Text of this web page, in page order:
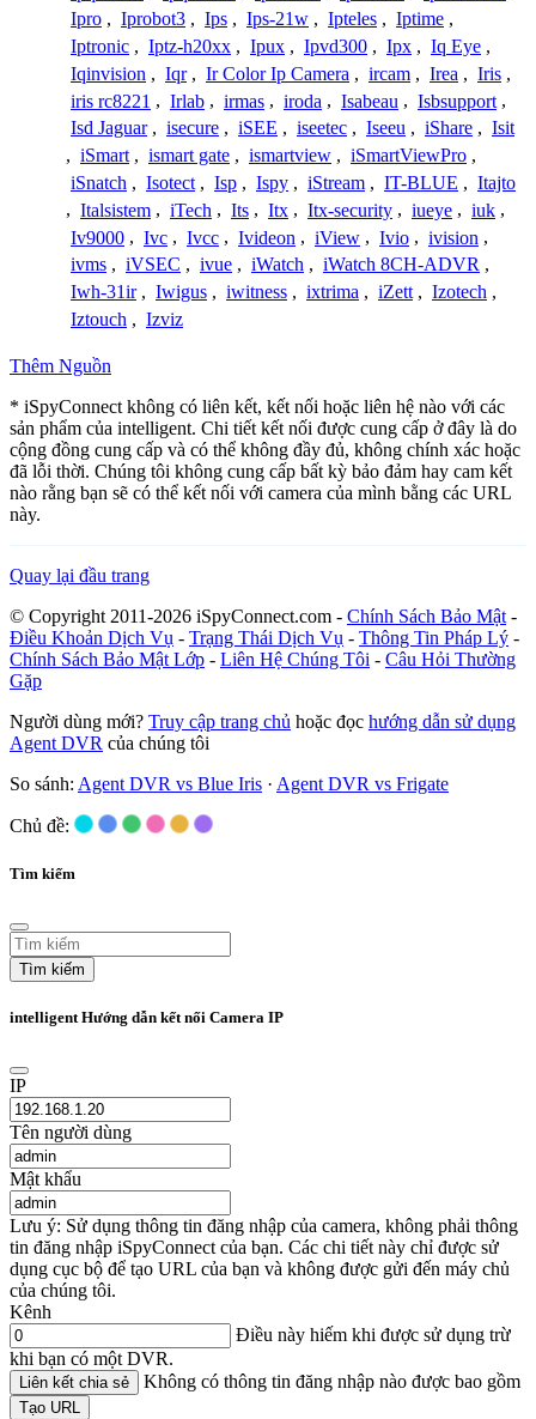
Ipro , Iprobot3 , Ips , Ips-21w , Ipteles , Iptime ,
Iptronic , Iptz-h20xx , Ipux , Ipvd300 , Ipx , Iq Eye ,
Iqinvision , Iqr , Ir Color Ip Camera , ircam , Irea , Iris ,
iris rc8221 , Irlab , irmas , iroda , Isabeau , Isbsupport ,
Isd Jaguar , isecure , iSEE , iseetec , Iseeu , iShare , Isit
, iSmart , ismart gate , ismartview , iSmartViewPro ,
iSnatch , Isotect , Isp , Ispy , iStream , IT-BLUE , Itajto
, Italsistem , iTech , Its , Itx , Itx-security , iueye , iuk ,
Iv9000 , Ivc , Ivcc , Ivideon , iView , Ivio , ivision ,
ivms , iVSEC , ivue , iWatch , iWatch 8CH-ADVR ,
Iwh-31ir , Iwigus , iwitness , ixtrima , iZett , Izotech ,
Iztouch , Izviz
Thêm Nguồn
* iSpyConnect không có liên kết, kết nối hoặc liên hệ nào với các
sản phẩm của intelligent. Chi tiết kết nối được cung cấp ở đây là do
cộng đồng cung cấp và có thể không đầy đủ, không chính xác hoặc
đã lỗi thời. Chúng tôi không cung cấp bất kỳ bảo đảm hay cam kết
nào rằng bạn sẽ có thể kết nối với camera của mình bằng các URL
này.
Quay lại đầu trang
© Copyright 2011-2026 iSpyConnect.com - Chính Sách Bảo Mật -
Điều Khoản Dịch Vụ - Trạng Thái Dịch Vụ - Thông Tin Pháp Lý -
Chính Sách Bảo Mật Lớp - Liên Hệ Chúng Tôi - Câu Hỏi Thường
Gặp
Người dùng mới? Truy cập trang chủ hoặc đọc hướng dẫn sử dụng
Agent DVR của chúng tôi
So sánh: Agent DVR vs Blue Iris · Agent DVR vs Frigate
Chủ đề:
Tìm kiếm
Tìm kiếm
intelligent Hướng dẫn kết nối Camera IP
IP
Tên người dùng
Mật khẩu
Lưu ý: Sử dụng thông tin đăng nhập của camera, không phải thông
tin đăng nhập iSpyConnect của bạn. Các chi tiết này chỉ được sử
dụng cục bộ để tạo URL của bạn và không được gửi đến máy chủ
của chúng tôi.
Kênh
Điều này hiếm khi được sử dụng trừ
khi bạn có một DVR.
Liên kết chia sẻ Không có thông tin đăng nhập nào được bao gồm
Tạo URL